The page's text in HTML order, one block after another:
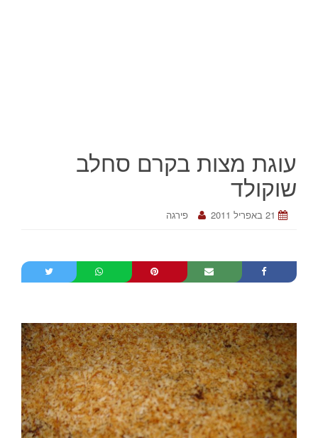
עוגת מצות בקרם סחלב
שוקולד
21 באפריל 2011 פירגה